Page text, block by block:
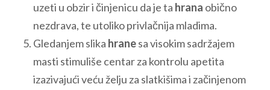
uzeti u obzir i činjenicu da je ta hrana obično
nezdrava, te utoliko privlačnija mladima.
Gledanjem slika hranesa visokim sadržajem
masti stimuliše centar za kontrolu apetita
izazivajući veću želju za slatkišima i začinjenom